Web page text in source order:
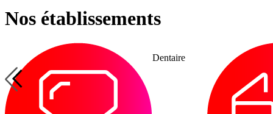
Nos établissements
Optique
Petite